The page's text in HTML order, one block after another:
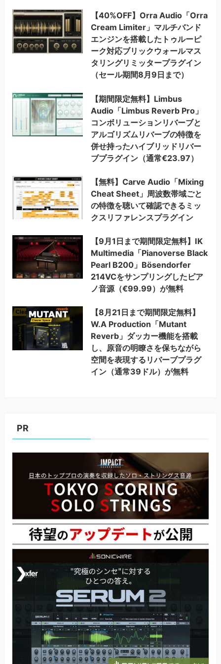
【40%OFF】Orra Audio「Orra
Cream Limiter」マルチバンド
エンジンを搭載したトゥルーピ
ーク対応ブリックウォールマス
タリングリミッタープラグイン
（セール期間8月9日まで）
【期間限定無料】Limbus
Audio「Limbus Reverb Pro」
コンボリューションリバーブと
アルゴリズムリバーブの特徴を
併せ持ったハイブリッドリバー
ブプラグイン（通常€23.97）
【無料】Carve Audio「Mixing
Cheat Sheet」周波数帯域ごと
の特徴を聴いて確認できるミッ
クスリファレンスプラグイン
【9月1日まで期間限定無料】IK
Multimedia「Pianoverse Black
Pearl B200」Bösendorfer
214VCをサンプリングしたピア
ノ音源（€99.99）が無料
【8月21日まで期間限定無料】
W.A Production「Mutant
Reverb」ダッカー機能を搭載
し、原音の明瞭さを保ちながら
空間を表現するリバーブプラグ
イン（通常39ドル）が無料
PR